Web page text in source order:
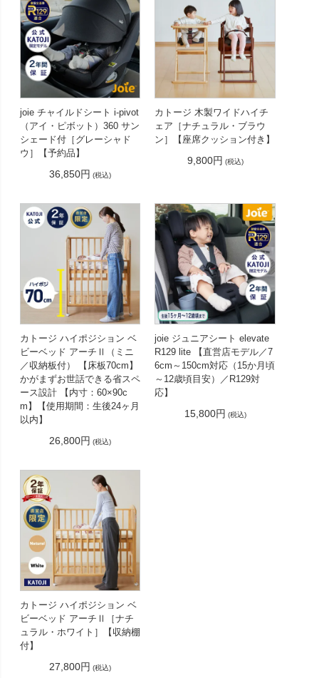
joie チャイルドシート i-pivot
（アイ・ピボット）360 サン
シェード付［グレーシャド
ウ］【予約品】
36,850円 (税込)
カトージ 木製ワイドハイチ
ェア［ナチュラル・ブラウ
ン］【座席クッション付き】
9,800円 (税込)
カトージ ハイポジション ベ
ビーベッド アーチⅡ（ミニ
／収納板付） 【床板70cm】
かがまずお世話できる省スペ
ース設計 【内寸：60×90c
m】【使用期間：生後24ヶ月
以内】
26,800円 (税込)
joie ジュニアシート elevate
R129 lite 【直営店モデル／7
6cm～150cm対応（15か月頃
～12歳頃目安）／R129対
応】
15,800円 (税込)
カトージ ハイポジション ベ
ビーベッド アーチⅡ［ナチ
ュラル・ホワイト］【収納棚
付】
27,800円 (税込)